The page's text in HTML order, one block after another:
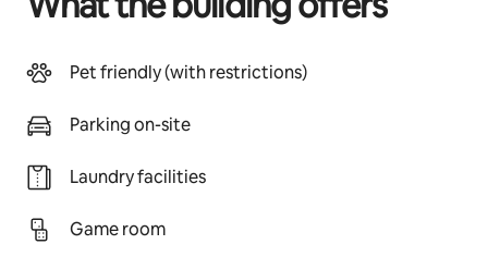
Pet friendly (with restrictions)
Parking on-site
Laundry facilities
Game room